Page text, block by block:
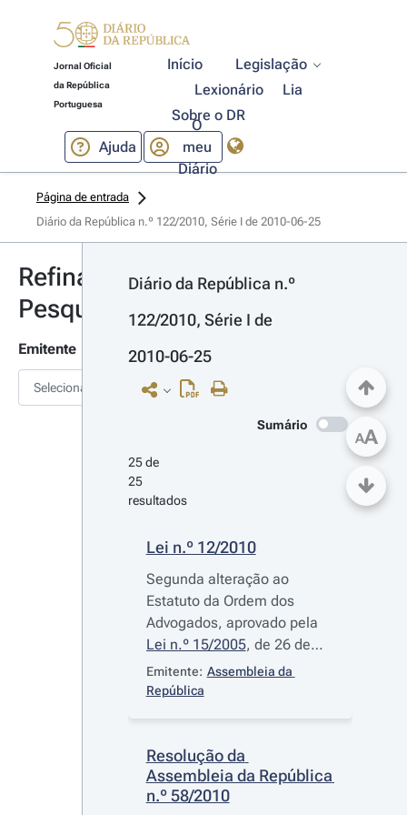
Jornal Oficial
da República
Portuguesa
Início
Legislação
Lexionário
Lia
Sobre o DR
Ajuda
O
meu
Diário
Página de entrada
Diário da República n.º 122/2010, Série I de 2010-06-25
Refinar
Pesquisa
Emitente
Selecionar
Diário da República n.º
122/2010, Série I de
2010-06-25
Sumário
25 de
25
resultados
Lei n.º 12/2010
Segunda alteração ao
Estatuto da Ordem dos
Advogados, aprovado pela
Lei n.º 15/2005, de 26 de
Janeiro, transpondo para a
ordem jurídica interna a
Novembro, reconhecendo os
títulos profissionais búlgaros
e romenos e permitindo o
Emitente: Assembleia da
República
Resolução da
Assembleia da República
n.º 58/2010
AA